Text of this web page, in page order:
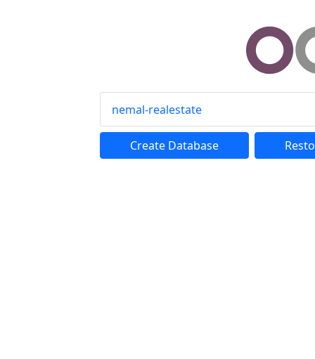
nemal-realestate
Create Database